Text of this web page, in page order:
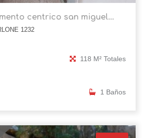
centrico san miguel...
1232
118 M² Totales
1 Baños